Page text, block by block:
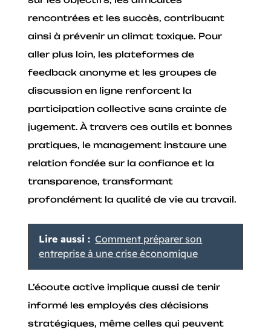
rencontrées et les succès, contribuant
ainsi à prévenir un climat toxique. Pour
aller plus loin, les plateformes de
feedback anonyme et les groupes de
discussion en ligne renforcent la
participation collective sans crainte de
jugement. À travers ces outils et bonnes
pratiques, le management instaure une
relation fondée sur la confiance et la
transparence, transformant
profondément la qualité de vie au travail.
Lire aussi : Comment préparer son
entreprise à une crise économique
L’écoute active implique aussi de tenir
informé les employés des décisions
stratégiques, même celles qui peuvent